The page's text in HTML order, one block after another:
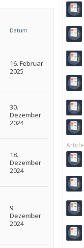
Datum
16. Februar
2025
30.
Dezember
2024
18.
Dezember
2024
9.
Dezember
2024
Article